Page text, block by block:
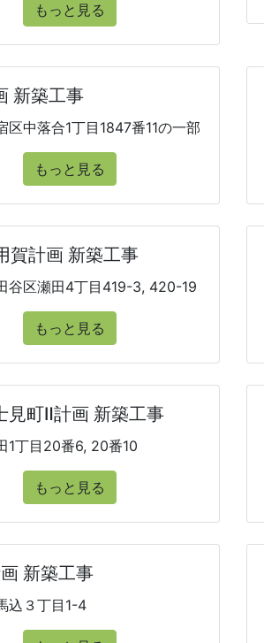
もっと見る
新築工事
区中落合1丁目1847番11の一部
もっと見る
賀計画 新築工事
谷区瀬田4丁目419-3, 420-19
もっと見る
見町Ⅱ計画 新築工事
1丁目20番6, 20番10
もっと見る
新築工事
込３丁目1-4